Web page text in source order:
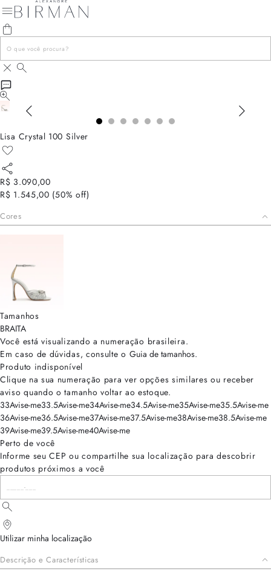
Lisa Crystal 100 Silver
R$ 3.090,00
R$ 1.545,00 (50% off)
Cores
Tamanhos
BRAITA
Você está visualizando a numeração brasileira.
Em caso de dúvidas, consulte o Guia de tamanhos.
Produto indisponível
Clique na sua numeração para ver opções similares ou receber
aviso quando o tamanho voltar ao estoque.
33Avise-me33.5Avise-me34Avise-me34.5Avise-me35Avise-me35.5Avise-me
36Avise-me36.5Avise-me37Avise-me37.5Avise-me38Avise-me38.5Avise-me
39Avise-me39.5Avise-me40Avise-me
Perto de você
Informe seu CEP ou compartilhe sua localização para descobrir
produtos próximos a você
Utilizar minha localização
Descrição e Características